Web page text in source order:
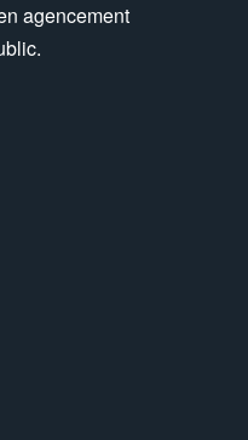
agencement